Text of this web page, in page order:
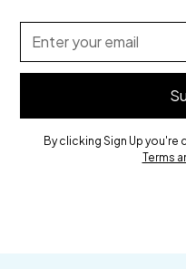
By clicking Sign Up
Terms